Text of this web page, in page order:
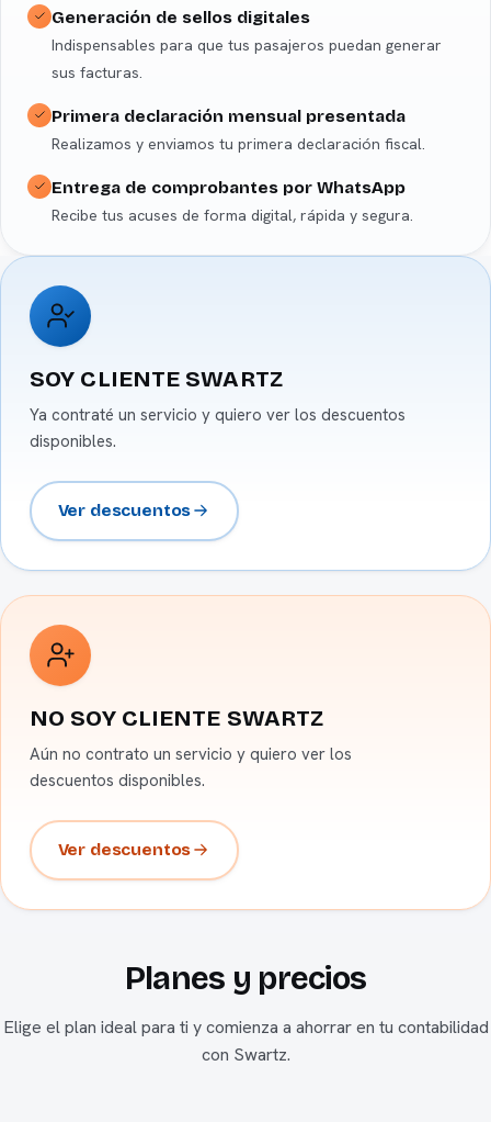
Generación de sellos digitales
Indispensables para que tus pasajeros puedan generar
sus facturas.
Primera declaración mensual presentada
Realizamos y enviamos tu primera declaración fiscal.
Entrega de comprobantes por WhatsApp
Recibe tus acuses de forma digital, rápida y segura.
SOY CLIENTE SWARTZ
Ya contraté un servicio y quiero ver los descuentos
disponibles.
Ver descuentos
NO SOY CLIENTE SWARTZ
Aún no contrato un servicio y quiero ver los
descuentos disponibles.
Ver descuentos
Planes y precios
Elige el plan ideal para ti y comienza a ahorrar en tu contabilidad
con Swartz.